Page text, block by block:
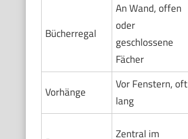
Bücherregal
An Wand, offen
oder
geschlossene
Fächer
Vorhänge
Vor Fenstern, oft
lang
Zentral im